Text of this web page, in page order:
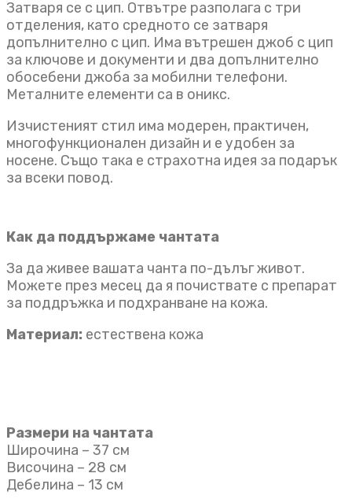
Затваря се с цип. Отвътре разполага с три
отделения, като средното се затваря
допълнително с цип. Има вътрешен джоб с цип
за ключове и документи и два допълнително
обосебени джоба за мобилни телефони.
Металните елементи са в оникс.
Изчистеният стил има модерен, практичен,
многофункционален дизайн и е удобен за
носене. Също така е страхотна идея за подарък
за всеки повод.
Как да поддържаме чантата
За да живее вашата чанта по-дълъг живот.
Можете през месец да я почиствате с препарат
за поддръжка и подхранване на кожа.
Материал: естествена кожа
Размери на чантата
Широчина – 37 см
Височина – 28 см
Дебелина – 13 см